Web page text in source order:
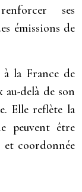
ses
émissions de
la France de
au-delà de son
Elle reflète la
peuvent être
et coordonnée